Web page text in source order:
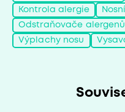
Kontrola alergie
Odstraňovače alergenů
Výplachy nosu